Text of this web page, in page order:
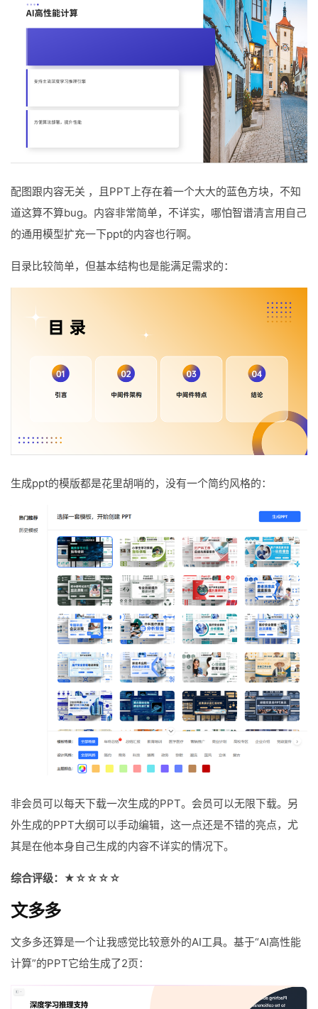
配图跟内容无关 ，且PPT上存在着一个大大的蓝色方块，不知
道这算不算bug。内容非常简单，不详实，哪怕智谱清言用自己
的通用模型扩充一下ppt的内容也行啊。
目录比较简单，但基本结构也是能满足需求的：
生成ppt的模版都是花里胡哨的，没有一个简约风格的：
非会员可以每天下载一次生成的PPT。会员可以无限下载。另
外生成的PPT大纲可以手动编辑，这一点还是不错的亮点，尤
其是在他本身自己生成的内容不详实的情况下。
综合评级：★☆☆☆☆
文多多
文多多还算是一个让我感觉比较意外的AI工具。基于“AI高性能
计算”的PPT它给生成了2页：